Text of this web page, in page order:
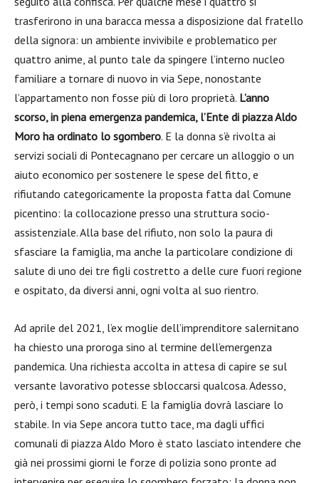
trasferirono in una baracca messa a disposizione dal fratello
della signora: un ambiente invivibile e problematico per
quattro anime, al punto tale da spingere l’interno nucleo
familiare a tornare di nuovo in via Sepe, nonostante
l’appartamento non fosse più di loro proprietà. L’anno
scorso, in piena emergenza pandemica, l’Ente di piazza Aldo
Moro ha ordinato lo sgombero. E la donna s’è rivolta ai
servizi sociali di Pontecagnano per cercare un alloggio o un
aiuto economico per sostenere le spese del fitto, e
rifiutando categoricamente la proposta fatta dal Comune
picentino: la collocazione presso una struttura socio-
assistenziale. Alla base del rifiuto, non solo la paura di
sfasciare la famiglia, ma anche la particolare condizione di
salute di uno dei tre figli costretto a delle cure fuori regione
e ospitato, da diversi anni, ogni volta al suo rientro.
Ad aprile del 2021, l’ex moglie dell’imprenditore salernitano
ha chiesto una proroga sino al termine dell’emergenza
pandemica. Una richiesta accolta in attesa di capire se sul
versante lavorativo potesse sbloccarsi qualcosa. Adesso,
però, i tempi sono scaduti. E la famiglia dovrà lasciare lo
stabile. In via Sepe ancora tutto tace, ma dagli uffici
comunali di piazza Aldo Moro è stato lasciato intendere che
già nei prossimi giorni le forze di polizia sono pronte ad